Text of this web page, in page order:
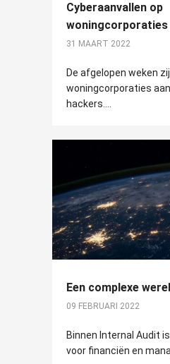
Cyberaanvallen op
woningcorporaties
31 MAART 2022
De afgelopen weken
woningcorporaties
hackers....
Een complexe
09 FEBRUARI 2022
Binnen Internal Audit
voor financiën en